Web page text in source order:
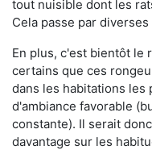
tout nuisible dont les
Cela passe par
En plus, c'est bientôt le
certains que ces
dans les habitations les
d'ambiance favorable
constante). Il serait
davantage sur les